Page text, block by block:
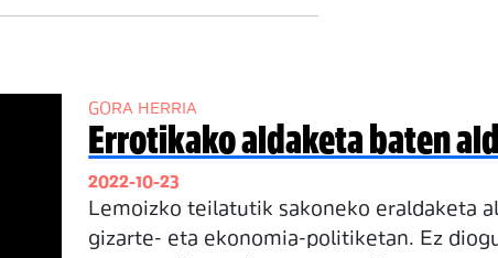
GORA HERRIA
Errotikako aldaketa baten
2022-10-23
Lemoizko teilatutik sakoneko eraldaketa
gizarte- eta ekonomia-politiketan. Ez